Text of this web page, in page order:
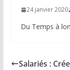
24 janvier 2020
Du Temps à
Salariés :